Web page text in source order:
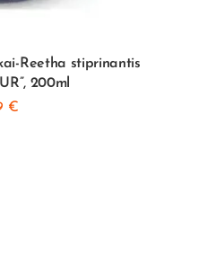
Reetha stiprinantis
200ml
€